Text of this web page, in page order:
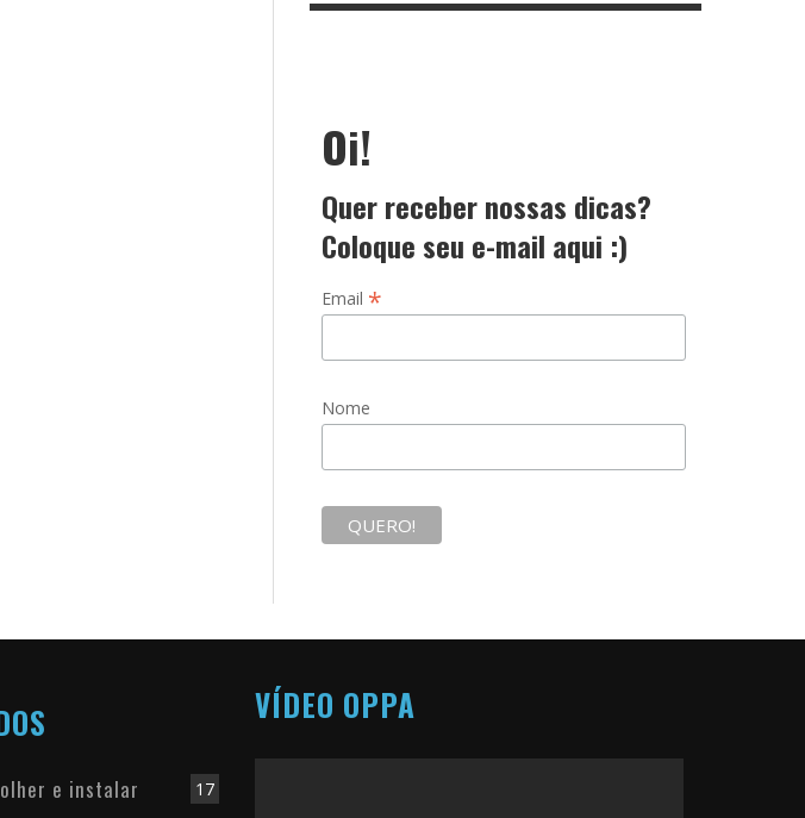
Oi!
Quer receber nossas dicas?
Coloque seu e-mail aqui :)
Email *
Nome
17
e instalar
VÍDEO OPPA